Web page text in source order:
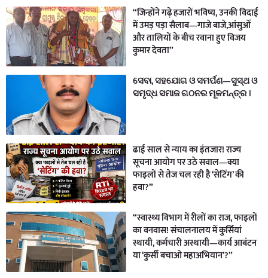
“जिन्होंने गढ़े हजारों भविष्य, उनकी विदाई
में उमड़ पड़ा सैलाब—गाजे बाजे,आंसुओं
और तालियों के बीच रवाना हुए विजय
कुमार देवता”
ସେବା, ସହଯୋଗ ଓ ସମର୍ପଣ—ସୁସ୍ଥ ଓ
ସମୃଦ୍ଧ ସମାଜ ଗଠନର ମୂଳମନ୍ତ୍ର ।
ढाई साल से न्याय का इंतजार! राज्य
सूचना आयोग पर उठे सवाल—क्या
फाइलों से तेज चल रही है ‘सेटिंग’ की
हवा?”
“स्वास्थ्य विभाग में रीलों का राज, फाइलों
का वनवास! संचालनालय में कुर्सियां
स्थायी, कर्मचारी अस्थायी—कार्य आबंटन
या ‘कुर्सी बचाओ महाअभियान’?”